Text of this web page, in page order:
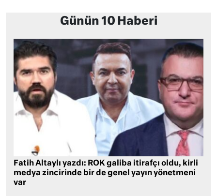
Günün 10 Haberi
Fatih Altaylı yazdı: ROK galiba itirafçı oldu, kirli
medya zincirinde bir de genel yayın yönetmeni
var